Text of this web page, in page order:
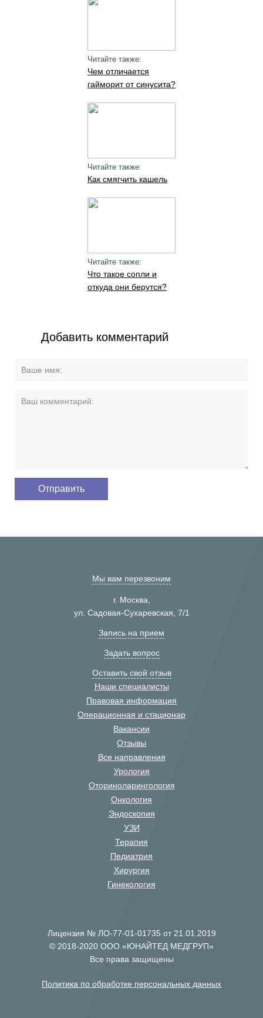
Читайте также:
Чем отличается
гайморит от синусита?
Читайте также:
Как смягчить кашель
Читайте также:
Что такое сопли и
откуда они берутся?
Добавить комментарий
Мы вам перезвоним
г. Москва,
ул. Садовая-Сухаревская, 7/1
Запись на прием
Задать вопрос
Оставить свой отзыв
Наши специалисты
Правовая информация
Операционная и стационар
Вакансии
Отзывы
Все направления
Урология
Оториноларингология
Онкология
Эндоскопия
УЗИ
Терапия
Педиатрия
Хирургия
Гинекология
Лицензия № ЛО-77-01-01735 от 21.01.2019
© 2018-2020 ООО «ЮНАЙТЕД МЕДГРУП»
Все права защищены
Политика по обработке персональных данных